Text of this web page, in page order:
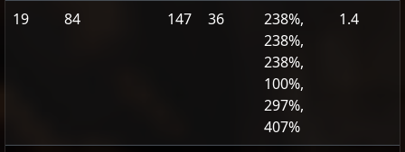
19 84 147 36
238%,
238%,
238%,
100%,
297%,
407%
1.4